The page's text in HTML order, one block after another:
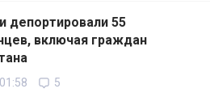
депортировали 55
включая граждан
5